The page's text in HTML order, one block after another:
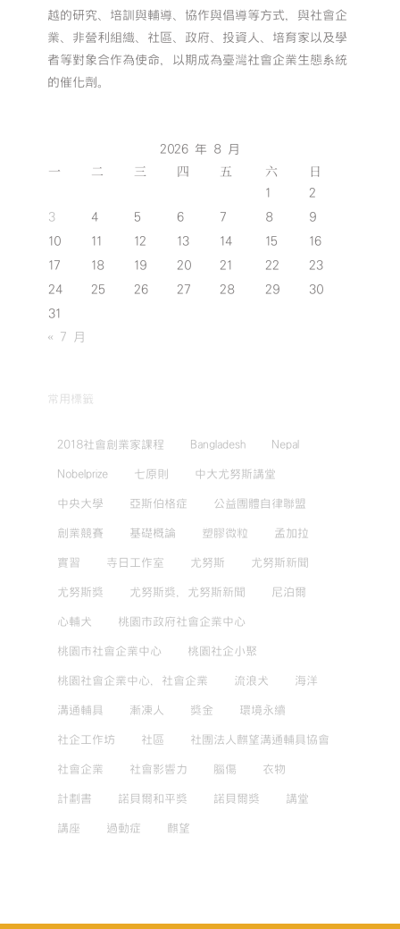
越的研究、培訓與輔導、協作與倡導等方式，與社會企
業、非營利組織、社區、政府、投資人、培育家以及學
者等對象合作為使命，以期成為臺灣社會企業生態系統
的催化劑。
2026 年 8 月
一 二 三 四 五 六 日
1
2
3
4 5 6 7 8
9
10
11 12 13 14 15
16
17
18 19 20 21 22
23
24
25 26 27 28 29
30
31
« 7 月
常用標籤
2018社會創業家課程 Bangladesh Nepal
Nobelprize 七原則 中大尤努斯講堂
中央大學 亞斯伯格症 公益團體自律聯盟
創業競賽 基礎概論 塑膠微粒 孟加拉
實習 寺日工作室 尤努斯 尤努斯新聞
尤努斯獎 尤努斯獎，尤努斯新聞 尼泊爾
心輔犬 桃園市政府社會企業中心
桃園市社會企業中心 桃園社企小聚
桃園社會企業中心，社會企業 流浪犬 海洋
溝通輔具 漸凍人 獎金 環境永續
社企工作坊 社區 社團法人麒望溝通輔具協會
社會企業 社會影響力 腦傷 衣物
計劃書 諾貝爾和平獎 諾貝爾獎 講堂
講座 過動症 麒望